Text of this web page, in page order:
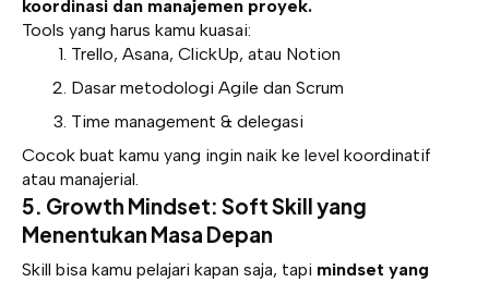
koordinasi dan manajemen proyek.
Tools yang harus kamu kuasai:
Trello, Asana, ClickUp, atau Notion
Dasar metodologi Agile dan Scrum
Time management & delegasi
Cocok buat kamu yang ingin naik ke level koordinatif
atau manajerial.
5. Growth Mindset: Soft Skill yang
Menentukan Masa Depan
Skill bisa kamu pelajari kapan saja, tapi mindset yang